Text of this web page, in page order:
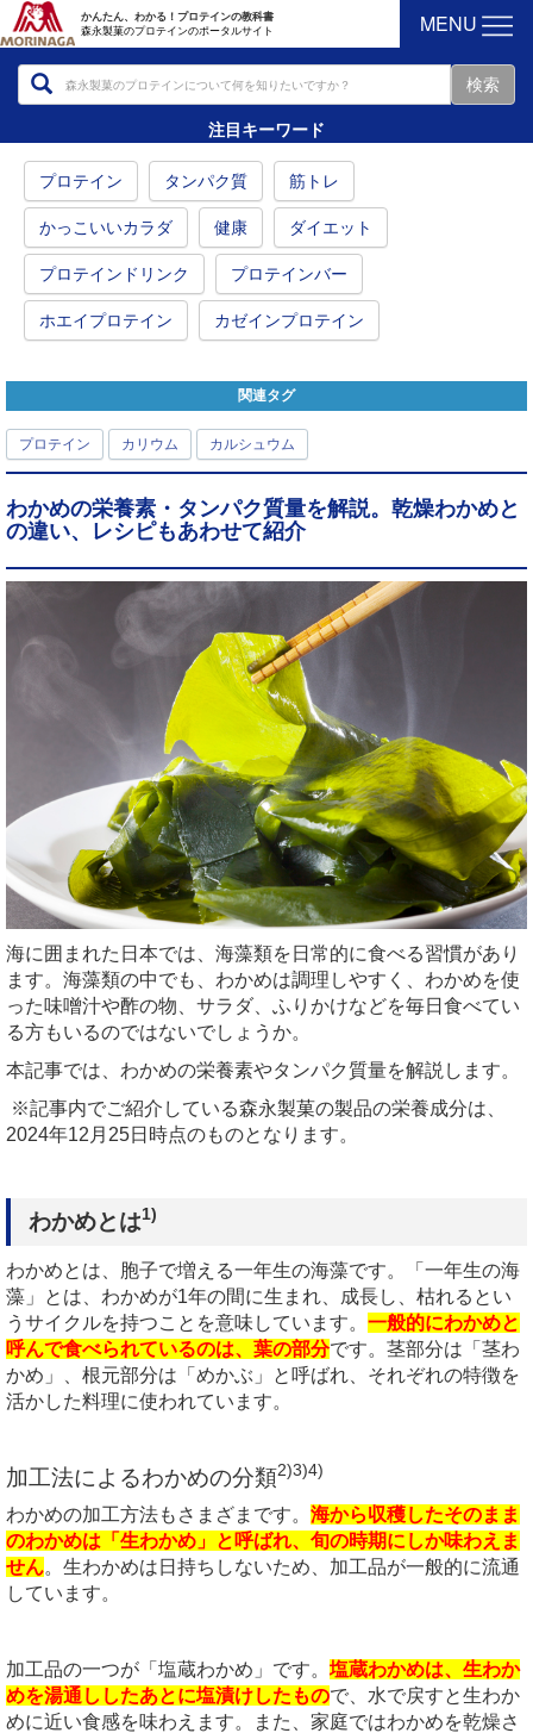
かんたん、わかる！プロテインの教科書
森永製菓のプロテインのポータルサイト
MENU
注目キーワード
プロテイン タンパク質 筋トレ
かっこいいカラダ 健康 ダイエット
プロテインドリンク プロテインバー
ホエイプロテイン カゼインプロテイン
関連タグ
プロテイン カリウム カルシュウム
わかめの栄養素・タンパク質量を解説。乾燥わかめと
の違い、レシピもあわせて紹介
海に囲まれた日本では、海藻類を日常的に食べる習慣があり
ます。海藻類の中でも、わかめは調理しやすく、わかめを使
った味噌汁や酢の物、サラダ、ふりかけなどを毎日食べてい
る方もいるのではないでしょうか。
本記事では、わかめの栄養素やタンパク質量を解説します。
※記事内でご紹介している森永製菓の製品の栄養成分は、
2024年12月25日時点のものとなります。
わかめとは1)
わかめとは、胞子で増える一年生の海藻です。「一年生の海
藻」とは、わかめが1年の間に生まれ、成長し、枯れるとい
うサイクルを持つことを意味しています。 一般的にわかめと
呼んで食べられているのは、葉の部分です。茎部分は「茎わ
かめ」、根元部分は「めかぶ」と呼ばれ、それぞれの特徴を
活かした料理に使われています。
加工法によるわかめの分類2)3)4)
わかめの加工方法もさまざまです。 海から収穫したそのまま
のわかめは「生わかめ」と呼ばれ、旬の時期にしか味わえま
せん。生わかめは日持ちしないため、加工品が一般的に流通
しています。
加工品の一つが「塩蔵わかめ」です。 塩蔵わかめは、生わか
めを湯通ししたあとに塩漬けしたもので、水で戻すと生わか
めに近い食感を味わえます。また、家庭ではわかめを乾燥さ